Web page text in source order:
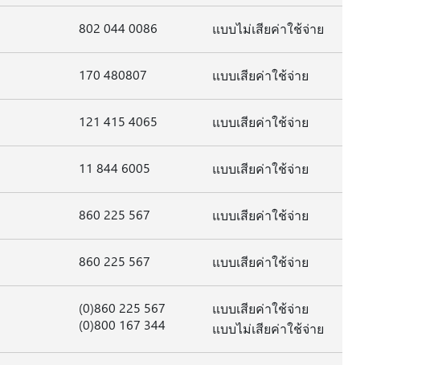
802 044 0086 แบบไม่เสียค่าใช้จ่าย
170 480807 แบบเสียค่าใช้จ่าย
121 415 4065 แบบเสียค่าใช้จ่าย
11 844 6005 แบบเสียค่าใช้จ่าย
860 225 567 แบบเสียค่าใช้จ่าย
860 225 567 แบบเสียค่าใช้จ่าย
(0)860 225 567
(0)800 167 344
แบบเสียค่าใช้จ่าย
แบบไม่เสียค่าใช้จ่าย